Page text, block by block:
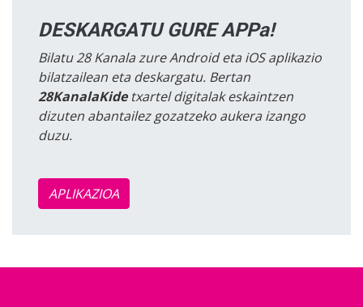
DESKARGATU GURE APPa!
Bilatu 28 Kanala zure Android eta iOS aplikazio
bilatzailean eta deskargatu. Bertan
28KanalaKidetxartel digitalak eskaintzen
dizuten abantailez gozatzeko aukera izango
duzu.
APLIKAZIOA